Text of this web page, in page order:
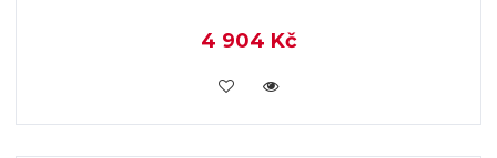
4 904 Kč
KOUPIT